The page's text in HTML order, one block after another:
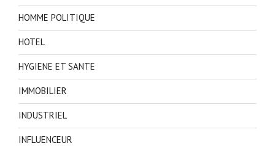
HOMME POLITIQUE
HOTEL
HYGIENE ET SANTE
IMMOBILIER
INDUSTRIEL
INFLUENCEUR